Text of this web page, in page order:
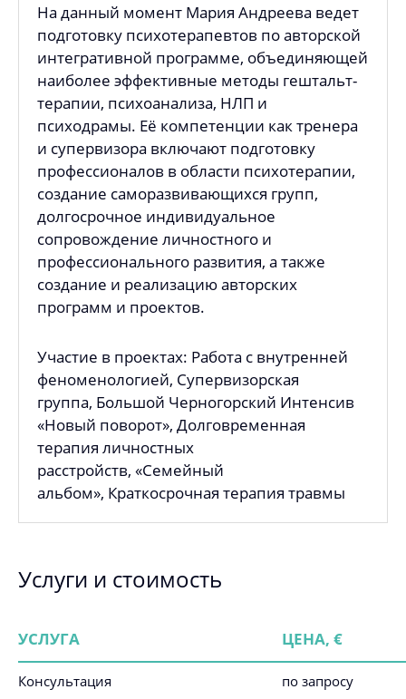
На данный момент Мария Андреева ведет
подготовку психотерапевтов по авторской
интегративной программе, объединяющей
наиболее эффективные методы гештальт-
терапии, психоанализа, НЛП и
психодрамы. Её компетенции как тренера
и супервизора включают подготовку
профессионалов в области психотерапии,
создание саморазвивающихся групп,
долгосрочное индивидуальное
сопровождение личностного и
профессионального развития, а также
создание и реализацию авторских
программ и проектов.
Участие в проектах: Работа с внутренней
феноменологией, Супервизорская
группа, Большой Черногорский Интенсив
«Новый поворот», Долговременная
терапия личностных
расстройств, «Семейный
альбом», Краткосрочная терапия травмы
Услуги и стоимость
УСЛУГА ЦЕНА, €
Консультация по запросу